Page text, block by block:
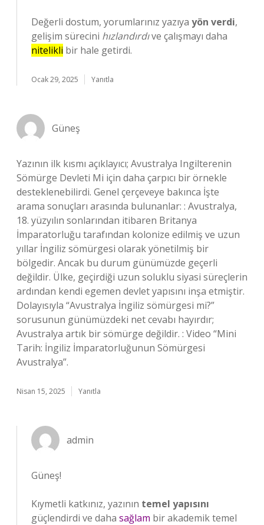
Değerli dostum, yorumlarınız yazıya yön verdi,
gelişim sürecini hızlandırdıve çalışmayı daha
nitelikli bir hale getirdi.
Ocak 29, 2025 Yanıtla
Güneş
Yazının ilk kısmı açıklayıcı; Avustralya Ingilterenin
Sömürge Devleti Mi için daha çarpıcı bir örnekle
desteklenebilirdi. Genel çerçeveye bakınca İşte
arama sonuçları arasında bulunanlar: : Avustralya,
18. yüzyılın sonlarından itibaren Britanya
İmparatorluğu tarafından kolonize edilmiş ve uzun
yıllar İngiliz sömürgesi olarak yönetilmiş bir
bölgedir. Ancak bu durum günümüzde geçerli
değildir. Ülke, geçirdiği uzun soluklu siyasi süreçlerin
ardından kendi egemen devlet yapısını inşa etmiştir.
Dolayısıyla “Avustralya İngiliz sömürgesi mi?”
sorusunun günümüzdeki net cevabı hayırdır;
Avustralya artık bir sömürge değildir. : Video “Mini
Tarih: İngiliz İmparatorluğunun Sömürgesi
Avustralya”.
Nisan 15, 2025 Yanıtla
admin
Güneş!
Kıymetli katkınız, yazının temel yapısını
güçlendirdi ve daha sağlam bir akademik temel